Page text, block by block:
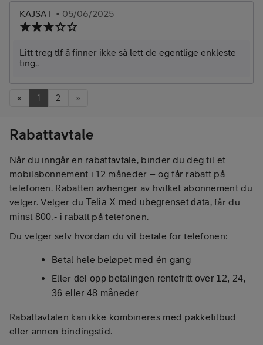
KAJSA I • 05/06/2025
Litt treg tlf å finner ikke så lett de egentlige enkleste
ting..
« 1 2 »
Rabattavtale
Når du inngår en rabattavtale, binder du deg til et
mobilabonnement i 12 måneder – og får rabatt på
telefonen. Rabatten avhenger av hvilket abonnement du
velger. Velger duTelia X med ubegrenset data, får du
minst 800,- i rabatt på telefonen.
Du velger selv hvordan du vil betale for telefonen:
Betal hele beløpet med én gang
Eller del opp betalingen rentefritt over 12, 24,
36 eller 48 måneder
Rabattavtalen kan ikke kombineres med pakketilbud
eller annen bindingstid.